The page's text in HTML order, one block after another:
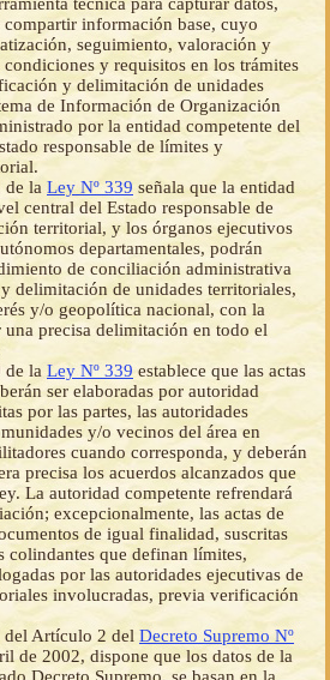
compartir información base, cuyo
seguimiento, valoración y
y requisitos en los trámites
y delimitación de unidades
de Información de Organización
por la entidad competente del
responsable de límites y
de la Ley Nº 339 señala que la entidad
central del Estado responsable de
territorial, y los órganos ejecutivos
departamentales, podrán
de conciliación administrativa
delimitación de unidades territoriales,
y/o geopolítica nacional, con la
precisa delimitación en todo el
de la Ley Nº 339 establece que las actas
ser elaboradas por autoridad
por las partes, las autoridades
y/o vecinos del área en
cuando corresponda, y deberán
precisa los acuerdos alcanzados que
La autoridad competente refrendará
excepcionalmente, las actas de
de igual finalidad, suscritas
colindantes que definan límites,
por las autoridades ejecutivas de
involucradas, previa verificación
del Artículo 2 del Decreto Supremo Nº
de 2002, dispone que los datos de la